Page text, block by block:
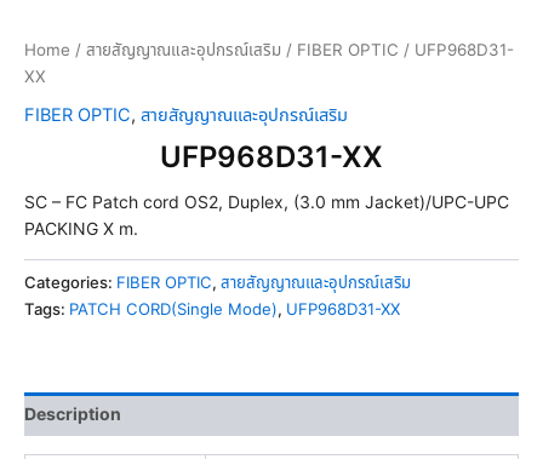
Home / สายสัญญาณและอุปกรณ์เสริม / FIBER OPTIC / UFP968D31-
XX
FIBER OPTIC, สายสัญญาณและอุปกรณ์เสริม
UFP968D31-XX
SC – FC Patch cord OS2, Duplex, (3.0 mm Jacket)/UPC-UPC
PACKING X m.
Categories: FIBER OPTIC, สายสัญญาณและอุปกรณ์เสริม
Tags: PATCH CORD(Single Mode), UFP968D31-XX
Description